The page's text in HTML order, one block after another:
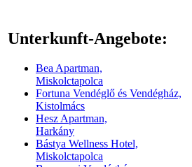
Unterkunft-Angebote:
Bea Apartman,
Miskolctapolca
Fortuna Vendéglő és Vendégház,
Kistolmács
Hesz Apartman,
Harkány
Bástya Wellness Hotel,
Miskolctapolca